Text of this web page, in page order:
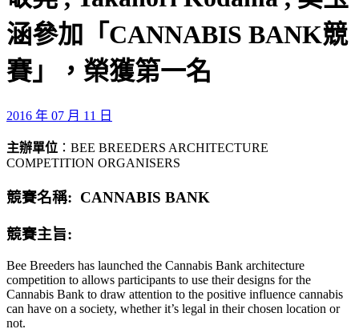
涵參加「CANNABIS BANK競
賽」，榮獲第一名
2016 年 07 月 11 日
主辦單位 ：BEE BREEDERS ARCHITECTURE
COMPETITION ORGANISERS
競賽名稱: CANNABIS BANK
競賽主旨:
Bee Breeders has launched the Cannabis Bank architecture
competition to allows participants to use their designs for the
Cannabis Bank to draw attention to the positive influence cannabis
can have on a society, whether it’s legal in their chosen location or
not.